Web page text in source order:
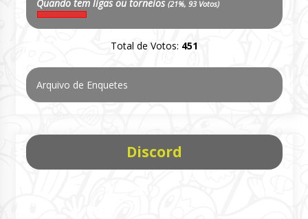
Quando tem ligas ou torneios (21%, 93 Votos)
Total de Votos: 451
Arquivo de Enquetes
Discord